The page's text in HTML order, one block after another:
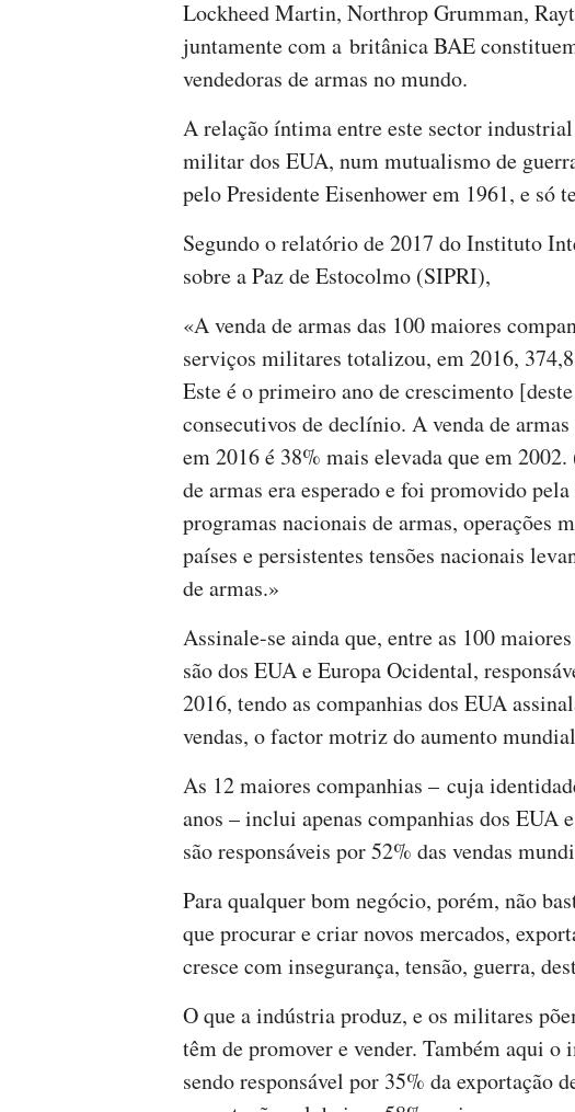
Lockheed Martin, Northrop Grumman,
juntamente com a britânica BAE
vendedoras de armas no mundo.
A relação íntima entre este sector
militar dos EUA, num mutualismo de
pelo Presidente Eisenhower em 1961, e só
Segundo o relatório de 2017 do Instituto
sobre a Paz de Estocolmo (SIPRI),
«A venda de armas das 100 maiores
serviços militares totalizou, em 2016,
Este é o primeiro ano de crescimento
consecutivos de declínio. A venda de
em 2016 é 38% mais elevada que em
de armas era esperado e foi promovido
programas nacionais de armas, operações
países e persistentes tensões nacionais
de armas.»
Assinale-se ainda que, entre as 100
são dos EUA e Europa Ocidental,
2016, tendo as companhias dos EUA
vendas, o factor motriz do aumento
As 12 maiores companhias – cuja
anos – inclui apenas companhias dos EUA
são responsáveis por 52% das vendas
Para qualquer bom negócio, porém, não
que procurar e criar novos mercados,
cresce com insegurança, tensão, guerra,
O que a indústria produz, e os militares
têm de promover e vender. Também aqui
sendo responsável por 35% da exportação